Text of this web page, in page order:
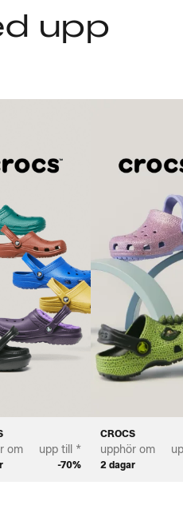
upp
om upp till *
-70%
CROCS
upphör om
2 dagar